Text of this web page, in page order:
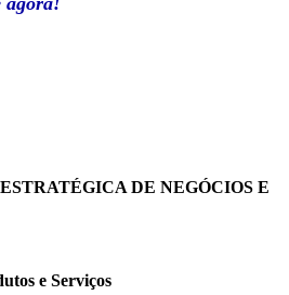
DE NEGÓCIOS E
e Serviços